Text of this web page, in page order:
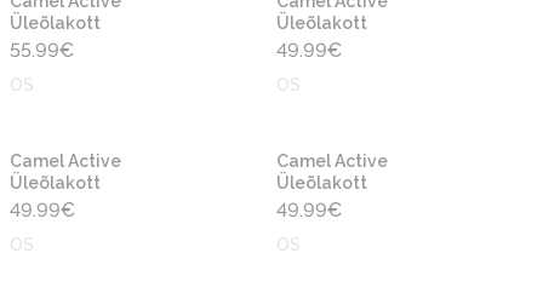
Üleõlakott
55.99€
OS
Üleõlakott
49.99€
OS
Camel Active
Üleõlakott
49.99€
OS
Camel Active
Üleõlakott
49.99€
OS